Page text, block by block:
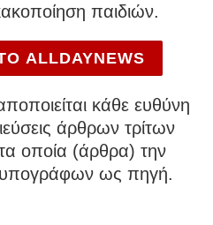
παιδιών.
ALLDAYNEWS
κάθε ευθύνη
άρθρων τρίτων
οποία (άρθρα) την
υπογράφων ως πηγή.